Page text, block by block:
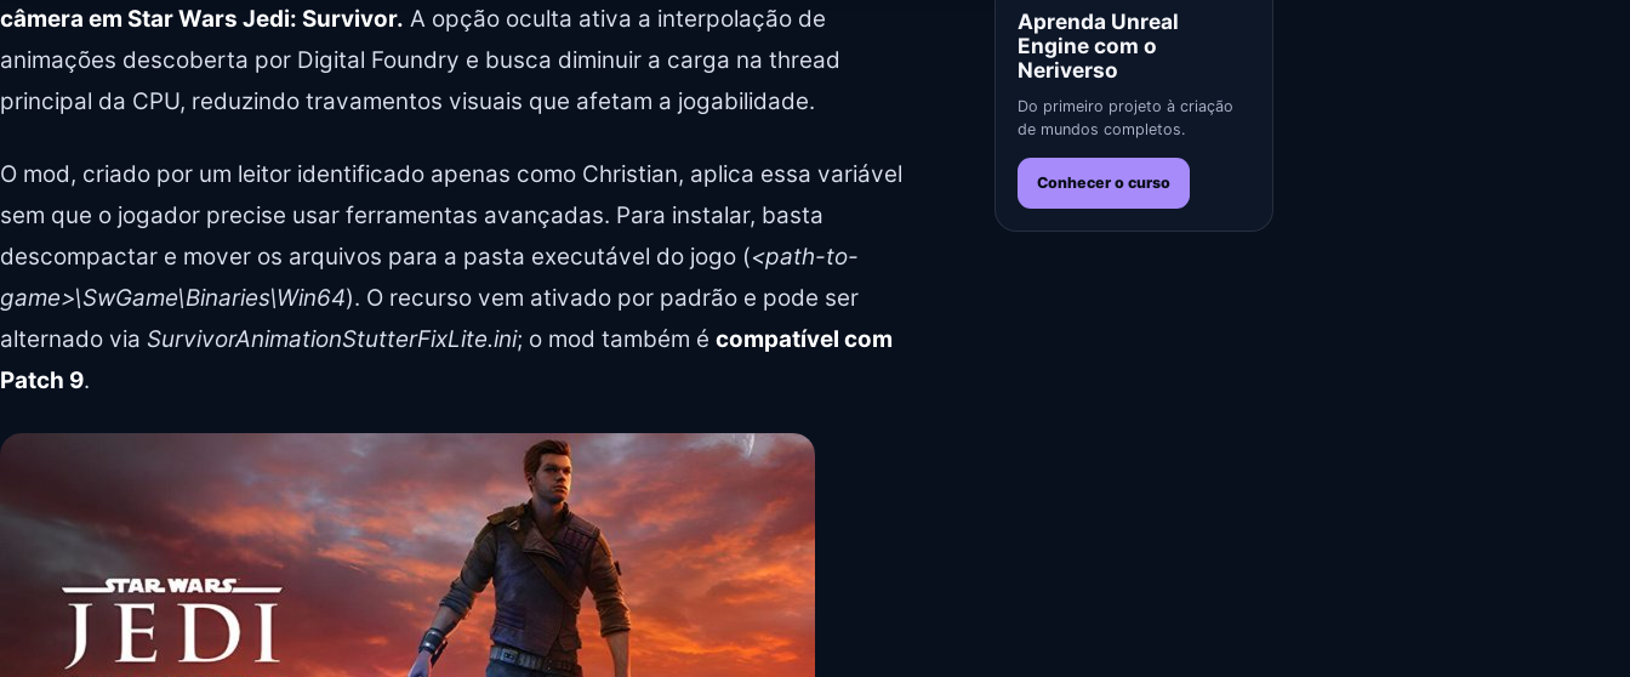
câmera em Star Wars Jedi: Survivor. A opção oculta ativa a interpolação de
animações descoberta por Digital Foundry e busca diminuir a carga na thread
principal da CPU, reduzindo travamentos visuais que afetam a jogabilidade.
O mod, criado por um leitor identificado apenas como Christian, aplica essa variável
sem que o jogador precise usar ferramentas avançadas. Para instalar, basta
descompactar e mover os arquivos para a pasta executável do jogo (<path-to-
game>\SwGame\Binaries\Win64). O recurso vem ativado por padrão e pode ser
alternado via SurvivorAnimationStutterFixLite.ini; o mod também é compatível com
Patch 9.
Aprenda Unreal
Engine com o
Neriverso
Do primeiro projeto à criação
de mundos completos.
Conhecer o curso